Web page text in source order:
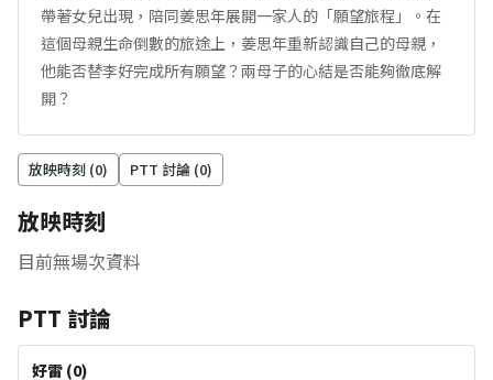
帶著女兒出現，陪同姜思年展開一家人的「願望旅程」。在
這個母親生命倒數的旅途上，姜思年重新認識自己的母親，
他能否替李好完成所有願望？兩母子的心結是否能夠徹底解
開？
放映時刻 (0) PTT 討論 (0)
放映時刻
目前無場次資料
PTT 討論
好雷 (0)